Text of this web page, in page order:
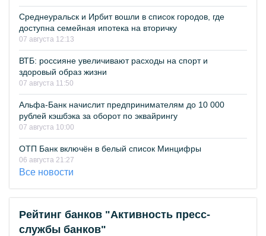
Среднеуральск и Ирбит вошли в список городов, где
доступна семейная ипотека на вторичку
07 августа 12:13
ВТБ: россияне увеличивают расходы на спорт и
здоровый образ жизни
07 августа 11:50
Альфа-Банк начислит предпринимателям до 10 000
рублей кэшбэка за оборот по эквайрингу
07 августа 10:00
ОТП Банк включён в белый список Минцифры
06 августа 21:27
Все новости
Рейтинг банков "Активность пресс-
службы банков"